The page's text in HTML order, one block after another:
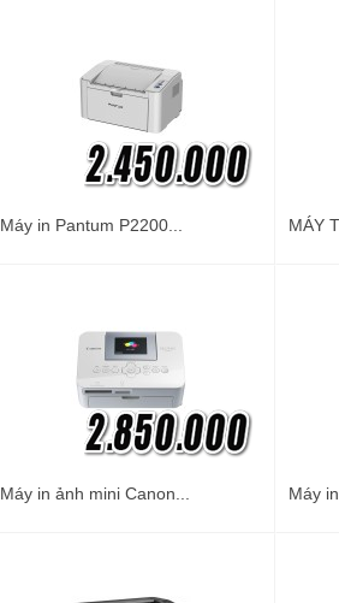
Máy in Pantum P2200... MÁY
Máy in ảnh mini Canon... Máy